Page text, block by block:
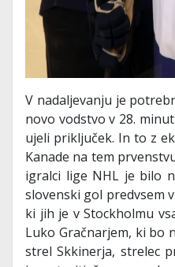
V nadaljevanju je
novo vodstvo v 28.
ujeli priključek. In to z
Kanade na tem
igralci lige NHL je bilo
slovenski gol predvsem
ki jih je v Stockholmu
Luko Gračnarjem, ki bo
strel Skkinerja, strelec